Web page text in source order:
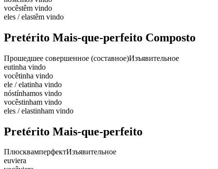
vocêstêm vindo
eles / elastêm vindo
Pretérito Mais-que-perfeito Composto
Прошедшее совершенное (составное)Изъявительное
eutinha vindo
vocêtinha vindo
ele / elatinha vindo
nóstínhamos vindo
vocêstinham vindo
eles / elastinham vindo
Pretérito Mais-que-perfeito
ПлюсквамперфектИзъявительное
euviera